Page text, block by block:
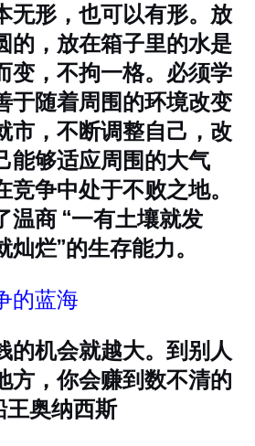
无形，也可以有形。放
的，放在箱子里的水是
变，不拘一格。必须学
于随着周围的环境改变
市，不断调整自己，改
能够适应周围的大气
争中处于不败之地。
温商 “一有土壤就发
烂”的生存能力。
的蓝海
的机会就越大。到别人
方，你会赚到数不清的
奥纳西斯